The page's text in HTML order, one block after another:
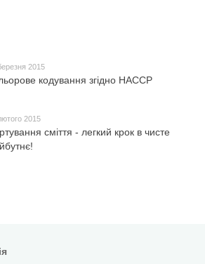
2015
кодування згідно HACCP
2015
сміття - легкий крок в чисте